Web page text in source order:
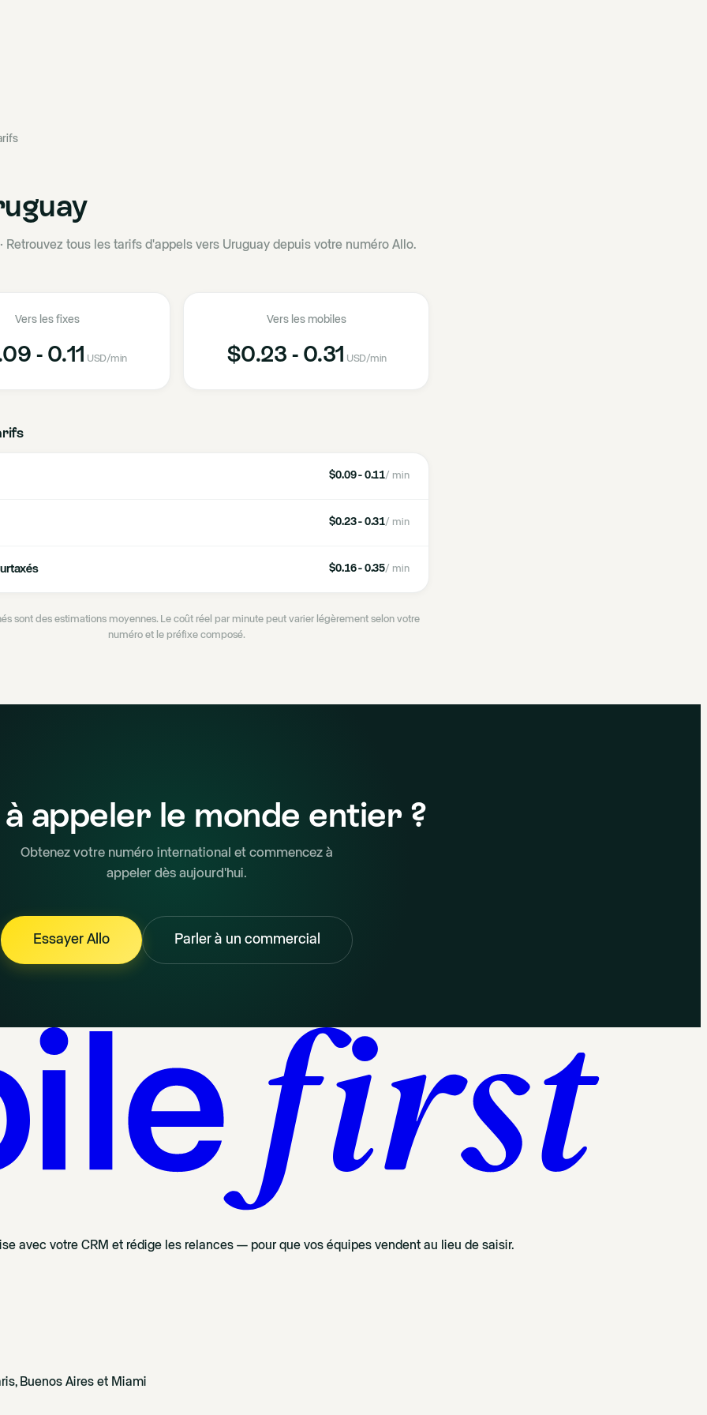
Retrouvez tous les tarifs d'appels vers Uruguay depuis votre numéro Allo.
Vers les fixes
- 0.11 USD/min
Vers les mobiles
$0.23 - 0.31 USD/min
$0.09 - 0.11/ min
$0.23 - 0.31/ min
$0.16 - 0.35/ min
sont des estimations moyennes. Le coût réel par minute peut varier légèrement selon votre
numéro et le préfixe composé.
appeler le monde entier ?
Obtenez votre numéro international et commencez à
appeler dès aujourd'hui.
Essayer Allo Parler à un commercial
avec votre CRM et rédige les relances — pour que vos équipes vendent au lieu de saisir.
Buenos Aires et Miami